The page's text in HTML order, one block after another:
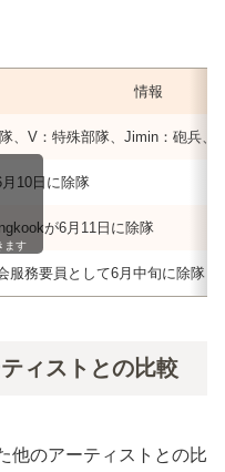
情報
、V：特殊部隊、Jimin：砲兵、
10日に除隊
が6月11日に除隊
服務要員として6月中旬に除隊
ます
ィストとの比較
他のアーティストとの比